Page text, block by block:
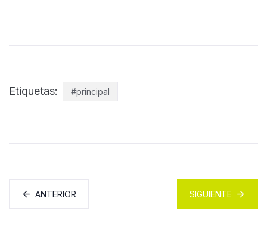
Etiquetas: #principal
ANTERIOR SIGUIENTE